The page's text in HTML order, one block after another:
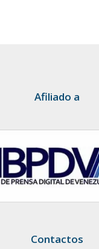
Afiliado a
Contactos